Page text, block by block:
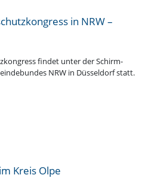
in NRW –
findet unter der Schirm­
NRW in Düsseldorf statt.
Kreis Olpe